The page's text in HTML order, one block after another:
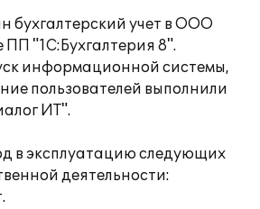
бухгалтерский учет в ООО
ПП "1С:Бухгалтерия 8".
информационной системы,
пользователей выполнили
ИТ".
в эксплуатацию следующих
деятельности: